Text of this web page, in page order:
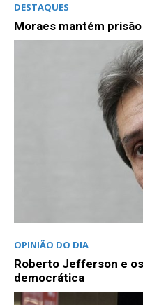
DESTAQUES
Moraes mantém
OPINIÃO DO DIA
Roberto Jefferson e
democrática